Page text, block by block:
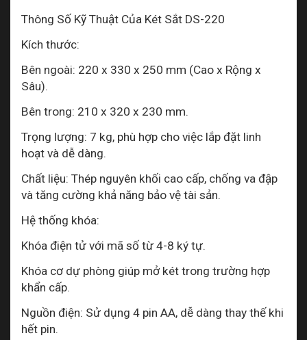
Thông Số Kỹ Thuật Của Két Sắt DS-220
Kích thước:
Bên ngoài: 220 x 330 x 250 mm (Cao x Rộng x
Sâu).
Bên trong: 210 x 320 x 230 mm.
Trọng lượng: 7 kg, phù hợp cho việc lắp đặt linh
hoạt và dễ dàng.
Chất liệu: Thép nguyên khối cao cấp, chống va đập
và tăng cường khả năng bảo vệ tài sản.
Hệ thống khóa:
Khóa điện tử với mã số từ 4-8 ký tự.
Khóa cơ dự phòng giúp mở két trong trường hợp
khẩn cấp.
Nguồn điện: Sử dụng 4 pin AA, dễ dàng thay thế khi
hết pin.